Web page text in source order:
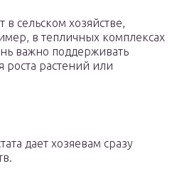
сельском хозяйстве,
в тепличных комплексах
важно поддерживать
роста растений или
дает хозяевам сразу